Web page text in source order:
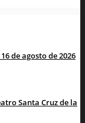
de agosto de 2026
Santa Cruz de la